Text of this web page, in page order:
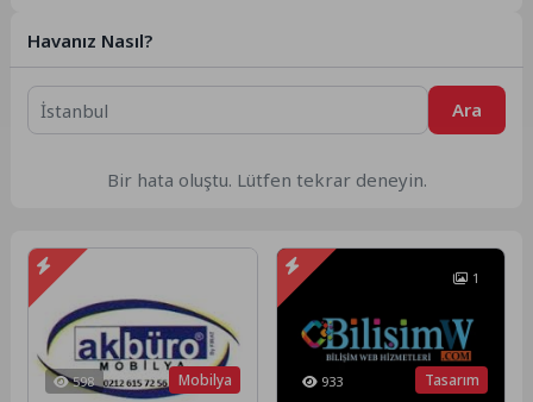
Havanız Nasıl?
Ara
Bir hata oluştu. Lütfen tekrar deneyin.
Mobilya
598 Tasarım
933
1